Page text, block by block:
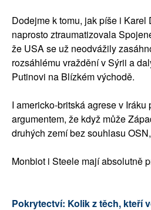
Dodejme k tomu, jak píše i Karel
naprosto ztraumatizovala
že USA se už neodvážily
rozsáhlému vraždění v Sýrii a
Putinovi na Blízkém východě.
I americko-britská agrese v
argumentem, že když může
druhých zemí bez souhlasu
Monbiot i Steele mají absolutně
Pokrytectví: Kolik z těch, kteří